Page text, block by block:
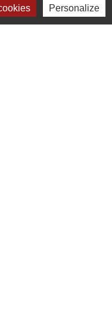
Cassereau
de Ville
Personalize